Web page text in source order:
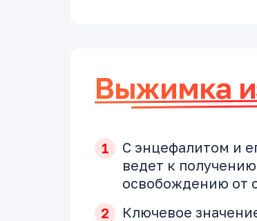
Выжимка
С энцефалитом и
ведет к
освобождению от
Ключевое